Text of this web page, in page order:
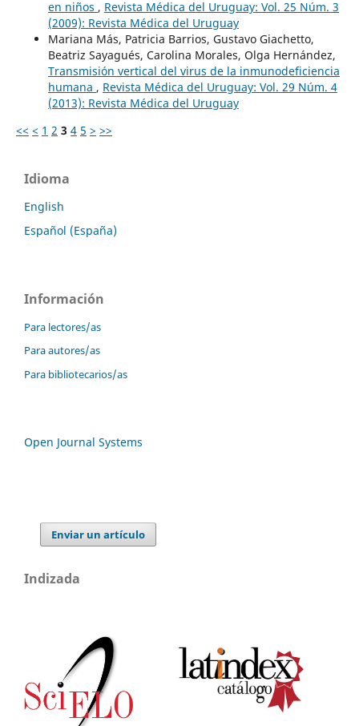
en niños , Revista Médica del Uruguay: Vol. 25 Núm. 3
(2009): Revista Médica del Uruguay
Mariana Más, Patricia Barrios, Gustavo Giachetto,
Beatriz Sayagués, Carolina Morales, Olga Hernández,
Transmisión vertical del virus de la inmunodeficiencia
humana , Revista Médica del Uruguay: Vol. 29 Núm. 4
(2013): Revista Médica del Uruguay
<< < 1 2 3 4 5 > >>
Idioma
English
Español (España)
Información
Para lectores/as
Para autores/as
Para bibliotecarios/as
Open Journal Systems
Enviar un artículo
Indizada